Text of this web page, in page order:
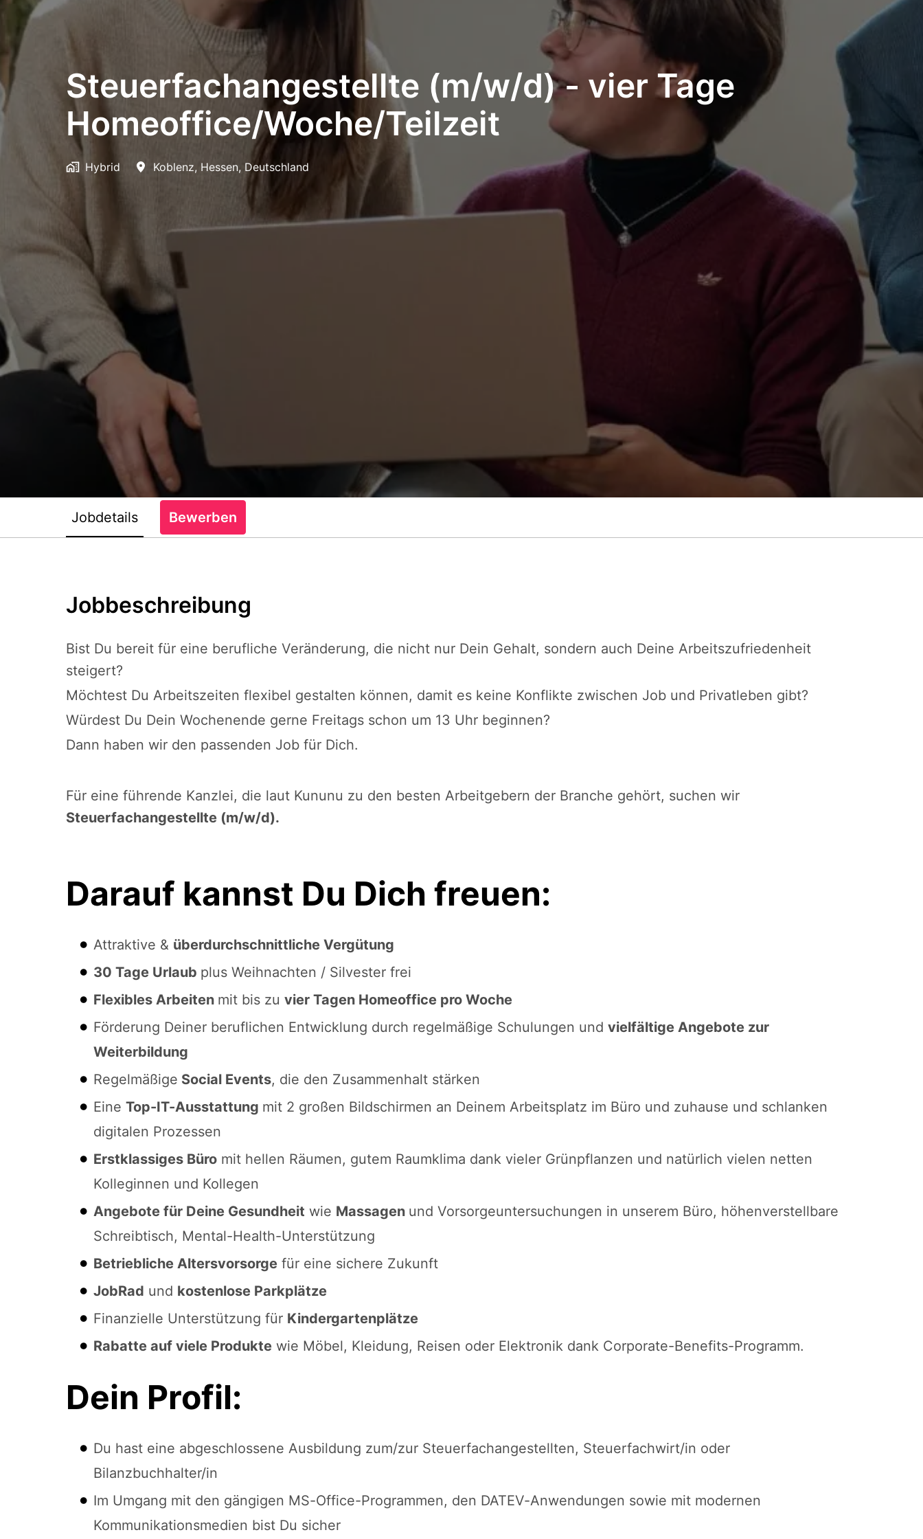
Steuerfachangestellte (m/w/d) - vier Tage
Homeoffice/Woche/Teilzeit
Hybrid Koblenz, Hessen, Deutschland
Jobdetails Bewerben
Jobbeschreibung
Bist Du bereit für eine berufliche Veränderung, die nicht nur Dein Gehalt, sondern auch Deine Arbeitszufriedenheit
steigert?
Möchtest Du Arbeitszeiten flexibel gestalten können, damit es keine Konflikte zwischen Job und Privatleben gibt?
Würdest Du Dein Wochenende gerne Freitags schon um 13 Uhr beginnen?
Dann haben wir den passenden Job für Dich.
Für eine führende Kanzlei, die laut Kununu zu den besten Arbeitgebern der Branche gehört, suchen wir
Steuerfachangestellte (m/w/d).
Darauf kannst Du Dich freuen:
Attraktive & überdurchschnittliche Vergütung
30 Tage Urlaub plus Weihnachten / Silvester frei
Flexibles Arbeiten mit bis zu vier Tagen Homeoffice pro Woche
Förderung Deiner beruflichen Entwicklung durch regelmäßige Schulungen und vielfältige Angebote zur
Weiterbildung
Regelmäßige Social Events, die den Zusammenhalt stärken
Eine Top-IT-Ausstattung mit 2 großen Bildschirmen an Deinem Arbeitsplatz im Büro und zuhause und schlanken
digitalen Prozessen
Erstklassiges Büro mit hellen Räumen, gutem Raumklima dank vieler Grünpflanzen und natürlich vielen netten
Kolleginnen und Kollegen
Angebote für Deine Gesundheit wie Massagen und Vorsorgeuntersuchungen in unserem Büro, höhenverstellbare
Schreibtisch, Mental-Health-Unterstützung
Betriebliche Altersvorsorge für eine sichere Zukunft
JobRad und kostenlose Parkplätze
Finanzielle Unterstützung für Kindergartenplätze
Rabatte auf viele Produkte wie Möbel, Kleidung, Reisen oder Elektronik dank Corporate-Benefits-Programm.
Dein Profil:
Du hast eine abgeschlossene Ausbildung zum/zur Steuerfachangestellten, Steuerfachwirt/in oder
Bilanzbuchhalter/in
Im Umgang mit den gängigen MS-Office-Programmen, den DATEV-Anwendungen sowie mit modernen
Kommunikationsmedien bist Du sicher